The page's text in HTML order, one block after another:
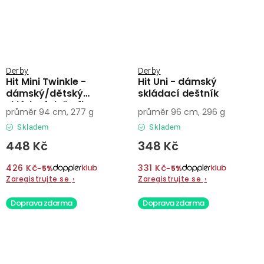
Hit Mini Twinkle -
dámský/dětský
skládací deštník
Derby
Skladem
448 Kč
426 Kč−5%
Zaregistrujte se ›
průměr 94 cm, 277 g
Hit Uni - dámský
skládací deštník
Derby
Skladem
348 Kč
331 Kč−5%
Zaregistrujte se ›
průměr 96 cm, 296 g
Doprava zdarma Doprava zdarma